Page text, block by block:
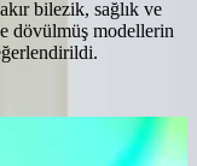
bilezik, sağlık ve
dövülmüş modellerin